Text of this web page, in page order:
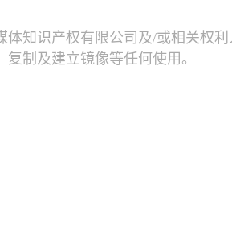
知识产权有限公司及/或相关权
制及建立镜像等任何使用。